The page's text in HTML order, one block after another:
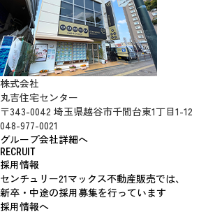
株式会社
丸吉住宅センター
〒343-0042 埼玉県越谷市千間台東1丁目1-12
048-977-0021
グループ会社詳細へ
RECRUIT
採用情報
センチュリー21マックス不動産販売では、
新卒・中途の採用募集を行っています
採用情報へ